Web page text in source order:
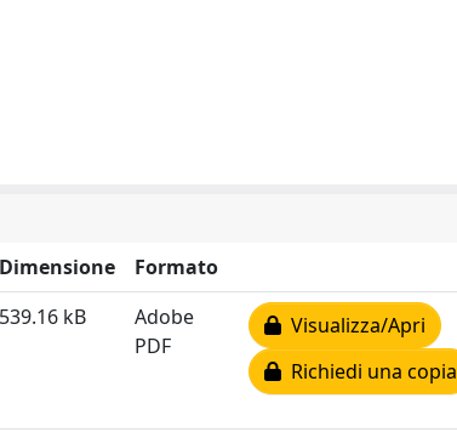
Dimensione
Formato
539.16 kB
Adobe
PDF
Visualizza/Apri
Richiedi una copia